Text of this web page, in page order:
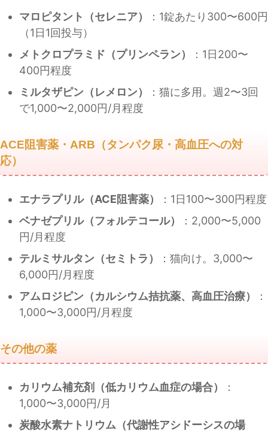
マロピタント（セレニア）
：1錠あたり300〜600円
（1日1回投与）
メトクロプラミド（プリンペラン）
：1日200〜
400円程度
ミルタザピン（レメロン）
：猫に多用。週2〜3回
で1,000〜2,000円/月程度
ACE阻害薬・ARB（タンパク尿・高血圧への対
応）
エナラプリル（ACE阻害薬）
：1日100〜300円程度
ベナゼプリル（フォルテコール）
：2,000〜5,000
円/月程度
テルミサルタン（セミトラ）
：猫向け。3,000〜
6,000円/月程度
アムロジピン（カルシウム拮抗薬、高血圧治療）
：
1,000〜3,000円/月程度
その他の薬
カリウム補充剤（低カリウム血症の場合）
：
1,000〜3,000円/月
炭酸水素ナトリウム（代謝性アシドーシスの場